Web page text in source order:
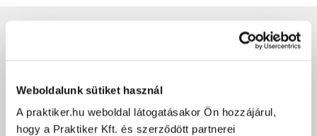
Weboldalunk sütiket használ
A praktiker.hu weboldal látogatásakor Ön hozzájárul,
hogy a Praktiker Kft. és szerződött partnerei
Dokumentumok, felelős személy